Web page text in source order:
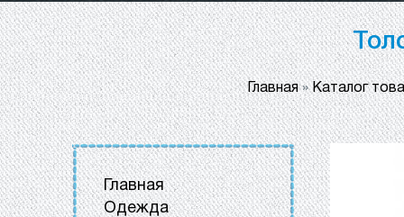
Главная»Каталог
Главная
Одежда